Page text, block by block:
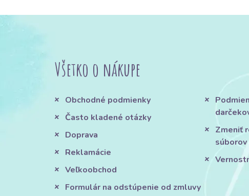
Všetko o nákupe
Obchodné podmienky
Často kladené otázky
Doprava
Reklamácie
Veľkoobchod
Formulár na odstúpenie od zmluvy
Zmeniť